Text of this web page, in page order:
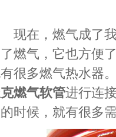
在，燃气成了我
燃气，它也方便
很多燃气热水器
燃气软管进行连
时候，就有很多